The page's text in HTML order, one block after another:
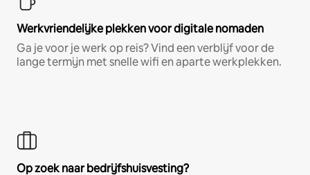
Werkvriendelijke plekken voor digitale nomaden
Ga je voor je werk op reis? Vind een verblijf voor de
lange termijn met snelle wifi en aparte werkplekken.
Op zoek naar bedrijfshuisvesting?